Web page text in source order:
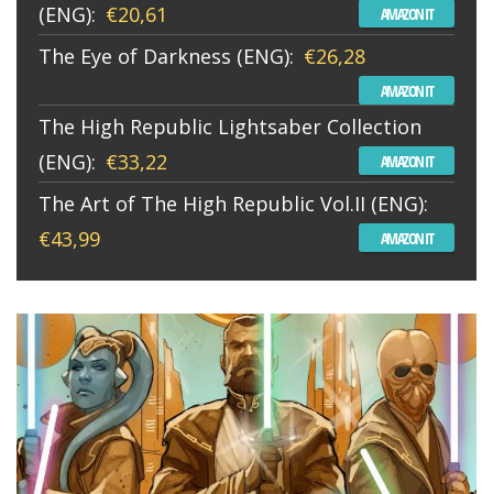
(ENG): €20,61 AMAZON IT
The Eye of Darkness (ENG): €26,28
AMAZON IT
The High Republic Lightsaber Collection
(ENG): €33,22 AMAZON IT
The Art of The High Republic Vol.II (ENG):
€43,99
AMAZON IT